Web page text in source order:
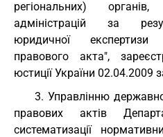
регіональних)
адміністрацій за
юридичної
правового акта",
юстиції України 02.04.2009
3. Управлінню
правових актів
систематизації